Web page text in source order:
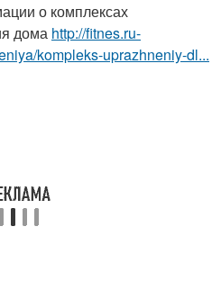
о комплексах
дома http://fitnes.ru-
kompleks-uprazhneniy-dl...